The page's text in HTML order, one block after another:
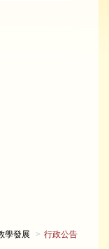
學發展 行政公告